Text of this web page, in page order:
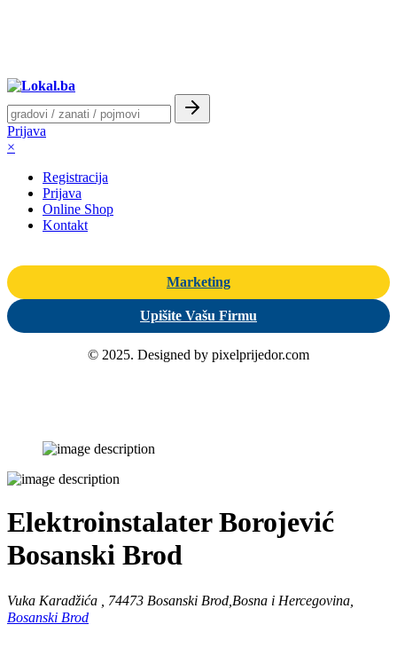
Prijava
×
Registracija
Prijava
Online Shop
Kontakt
Marketing
Upišite Vašu Firmu
© 2025. Designed by pixelprijedor.com
Elektroinstalater Borojević
Bosanski Brod
Vuka Karadžića , 74473 Bosanski Brod,Bosna i Hercegovina,
Bosanski Brod